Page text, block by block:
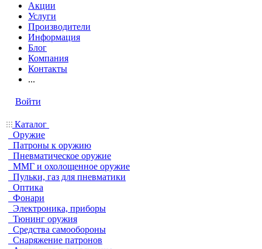
Акции
Услуги
Производители
Информация
Блог
Компания
Контакты
...
Войти
Каталог
Оружие
Патроны к оружию
Пневматическое оружие
ММГ и охолощенное оружие
Пульки, газ для пневматики
Оптика
Фонари
Электроника, приборы
Тюнинг оружия
Средства самообороны
Снаряжение патронов